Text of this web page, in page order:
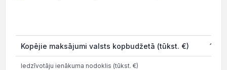
Kopējie maksājumi valsts kopbudžetā (tūkst. €)
Iedzīvotāju ienākuma nodoklis (tūkst. €)